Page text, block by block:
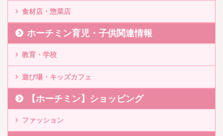
食材店・惣菜店
ホーチミン育児・子供関連情報
教育・学校
遊び場・キッズカフェ
【ホーチミン】ショッピング
ファッション